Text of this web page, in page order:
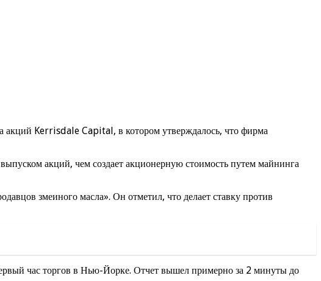
акций Kerrisdale Capital, в котором утверждалось, что фирма
акций, чем создает акционерную стоимость путем майнинга
змеиного масла». Он отметил, что делает ставку против
час торгов в Нью-Йорке. Отчет вышел примерно за 2 минуты до